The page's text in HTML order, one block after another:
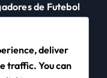
de Futebol
de Futebol
deliver
traffic. You can